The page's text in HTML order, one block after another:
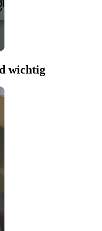
wichtig